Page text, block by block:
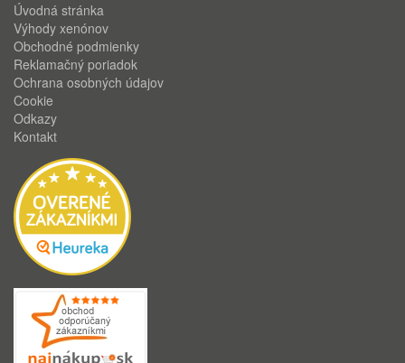
Úvodná stránka
Výhody xenónov
Obchodné podmienky
Reklamačný poriadok
Ochrana osobných údajov
Cookie
Odkazy
Kontakt